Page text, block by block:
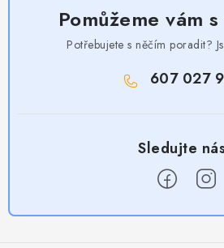
Pomůžeme vám
Potřebujete s něčím poradit?
607 027